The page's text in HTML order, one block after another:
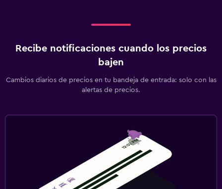
Recibe notificaciones cuando los precios
bajen
Cambios diarios de precios en tu bandeja de entrada: solo con las
alertas de precios.